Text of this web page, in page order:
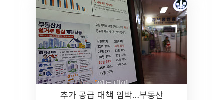
추가 공급 대책 임박…부동산